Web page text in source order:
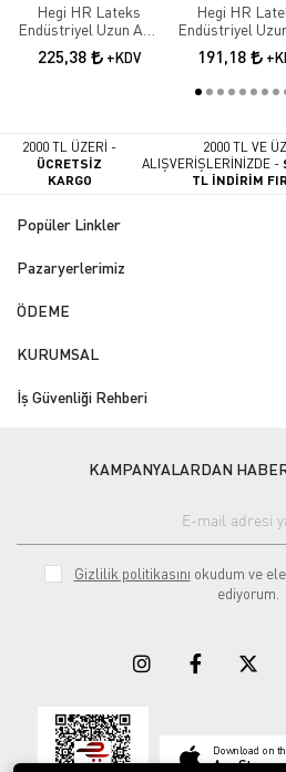
Hegi HR Lateks
Endüstriyel Uzun Asit
Eldiveni 55 cm
225,38 +KDV
Hegi HR
Endüstriyel
Eldiveni 45 cm
191,18
2000 TL ÜZERİ -
ÜCRETSİZ
KARGO
2000 TL VE
ALIŞVERİŞLERİNİZDE -
TL İNDİRİM
Popüler Linkler
Pazaryerlerimiz
ÖDEME
KURUMSAL
İş Güvenliği Rehberi
KAMPANYALARDAN
Gizlilik politikasını okudum ve
ediyorum.
Download on
App Store